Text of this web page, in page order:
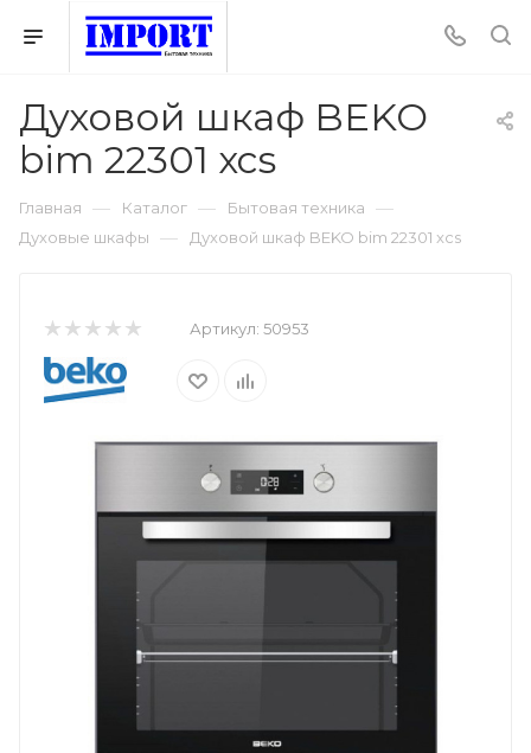
Духовой шкаф BEKO
bim 22301 xcs
Главная — Каталог — Бытовая техника —
Духовые шкафы — Духовой шкаф BEKO bim 22301 xcs
Артикул: 50953